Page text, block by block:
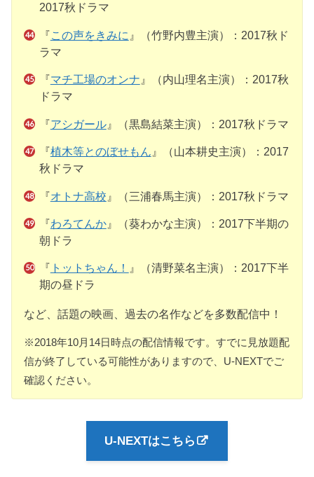
2017秋ドラマ
『この声をきみに 』（竹野内豊主演）：2017秋ド
ラマ
『マチ工場のオンナ 』（内山理名主演）：2017秋
ドラマ
『アシガール』（黒島結菜主演）：2017秋ドラマ
『植木等とのぼせもん 』（山本耕史主演）：2017
秋ドラマ
『オトナ高校 』（三浦春馬主演）：2017秋ドラマ
『わろてんか』（葵わかな主演）：2017下半期の
朝ドラ
『 トットちゃん！ 』（清野菜名主演）：2017下半
期の昼ドラ
など、話題の映画、過去の名作などを多数配信中！
※2018年10月14日時点の配信情報です。すでに見放題配
信が終了している可能性がありますので、U-NEXTでご
確認ください。
U-NEXTはこちら